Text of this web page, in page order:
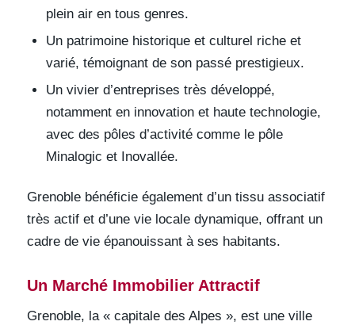
plein air en tous genres.
Un patrimoine historique et culturel riche et
varié, témoignant de son passé prestigieux.
Un vivier d’entreprises très développé,
notamment en innovation et haute technologie,
avec des pôles d’activité comme le pôle
Minalogic et Inovallée.
Grenoble bénéficie également d’un tissu associatif
très actif et d’une vie locale dynamique, offrant un
cadre de vie épanouissant à ses habitants.
Un Marché Immobilier Attractif
Grenoble, la « capitale des Alpes », est une ville